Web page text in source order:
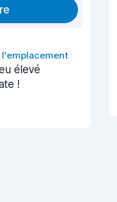
élevé
!